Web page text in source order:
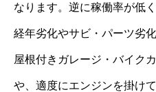
なります。逆に稼働率が低
経年劣化やサビ・パーツ劣
屋根付きガレージ・バイク
や、適度にエンジンを掛け